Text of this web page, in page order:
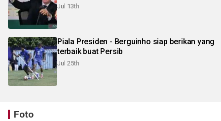
Jul 13th
Piala Presiden - Berguinho siap berikan yang
terbaik buat Persib
Jul 25th
Foto